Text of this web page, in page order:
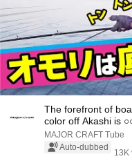
The forefront of
color off Akashi is
MAJOR CRAFT Tube
Auto-dubbed
13K